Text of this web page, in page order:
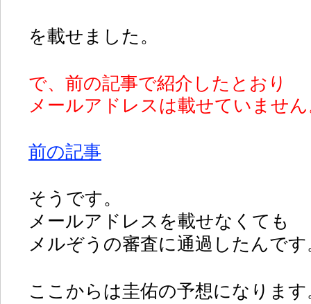
を載せました。
で、前の記事で紹介したとおり
メールアドレスは載せていませ
前の記事
そうです。
メールアドレスを載せなくても
メルぞうの審査に通過したんです
ここからは圭佑の予想になります